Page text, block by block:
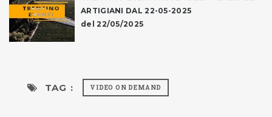
ARTIGIANI DAL 22-05-2025
del 22/05/2025
TAG : VIDEO ON DEMAND